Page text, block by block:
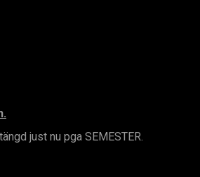
just nu pga SEMESTER.